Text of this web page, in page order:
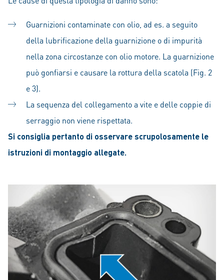
Guarnizioni contaminate con olio, ad es. a seguito
della lubrificazione della guarnizione o di impurità
nella zona circostanze con olio motore. La guarnizione
può gonfiarsi e causare la rottura della scatola (Fig. 2
e 3).
La sequenza del collegamento a vite e delle coppie di
serraggio non viene rispettata.
Si consiglia pertanto di osservare scrupolosamente le
istruzioni di montaggio allegate.